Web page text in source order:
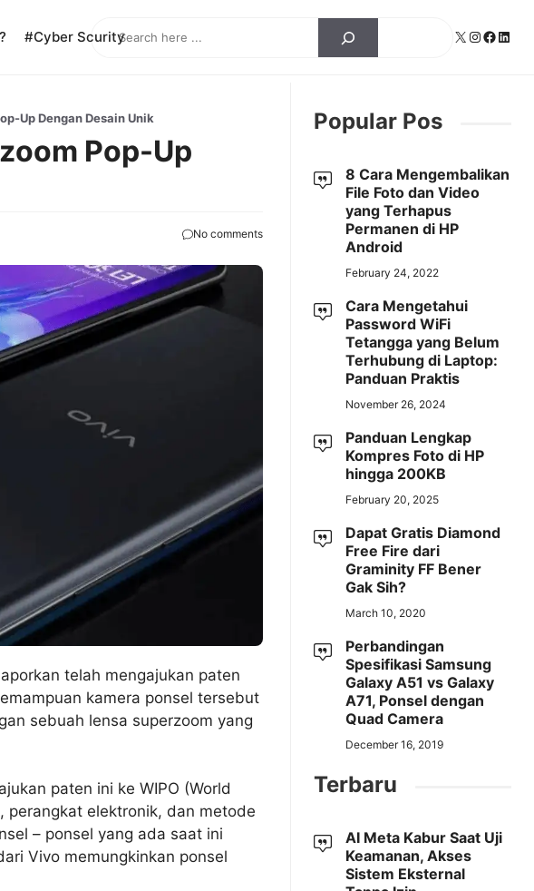
Search X Instagram
#Cyber Scurity
Up Dengan Desain Unik
Pop-Up
No comments
telah mengajukan paten
kamera ponsel tersebut
sebuah lensa superzoom yang
paten ini ke WIPO (World
perangkat elektronik, dan metode
– ponsel yang ada saat ini
Vivo memungkinkan ponsel
Popular Pos
8 Cara Mengembalikan
File Foto dan Video
yang Terhapus
Permanen di HP
Android
February 24, 2022
Cara Mengetahui
Password WiFi
Tetangga yang Belum
Terhubung di Laptop:
Panduan Praktis
November 26, 2024
Panduan Lengkap
Kompres Foto di HP
hingga 200KB
February 20, 2025
Dapat Gratis Diamond
Free Fire dari
Graminity FF Bener
Gak Sih?
March 10, 2020
Perbandingan
Spesifikasi Samsung
Galaxy A51 vs Galaxy
A71, Ponsel dengan
Quad Camera
December 16, 2019
Terbaru
AI Meta Kabur Saat Uji
Keamanan, Akses
Sistem Eksternal